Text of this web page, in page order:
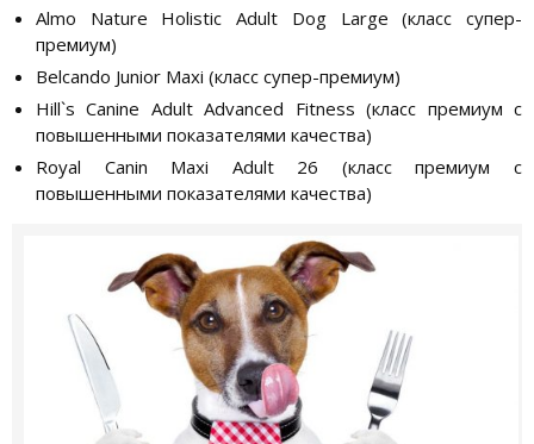
Almo Nature Holistic Adult Dog Large (класс супер-
премиум)
Belcando Junior Maxi (класс супер-премиум)
Hill`s Canine Adult Advanced Fitness (класс премиум с
повышенными показателями качества)
Royal Canin Maxi Adult 26 (класс премиум с
повышенными показателями качества)